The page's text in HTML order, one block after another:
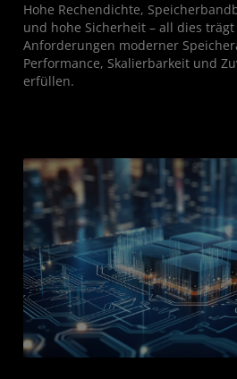
Hohe Rechendichte,
und hohe Sicherheit – all dies
Anforderungen moderner
Performance, Skalierbarkeit und
erfüllen.